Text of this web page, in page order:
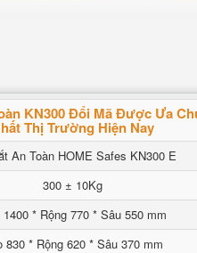
KN300 Đổi Mã Được Ưa
Thị Trường Hiện Nay
An Toàn HOME Safes KN300 E
300 ± 10Kg
1400 * Rộng 770 * Sâu 550 mm
830 * Rộng 620 * Sâu 370 mm